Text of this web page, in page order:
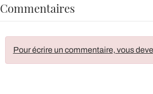
Commentaires
Pour écrire un commentaire, vous